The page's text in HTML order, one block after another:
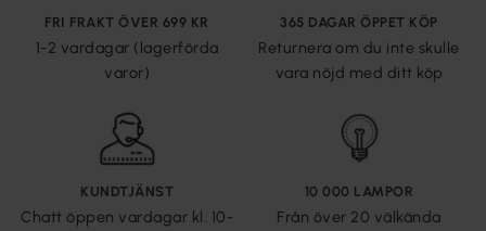
FRI FRAKT ÖVER 699 KR
1-2 vardagar (lagerförda
varor)
365 DAGAR ÖPPET KÖP
Returnera om du inte skulle
vara nöjd med ditt köp
KUNDTJÄNST
Chatt öppen vardagar kl. 10-
10 000 LAMPOR
Från över 20 välkända